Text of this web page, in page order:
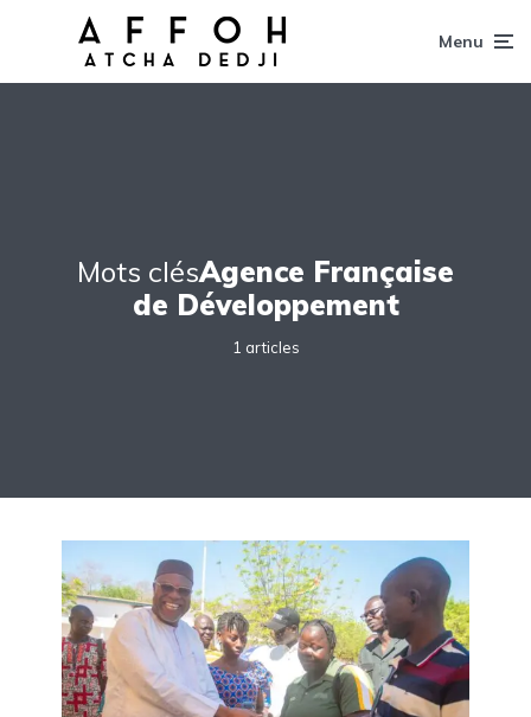
Menu
Mots clésAgence Française
de Développement
1 articles